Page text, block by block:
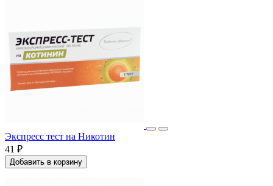
Экспресс тест на Никотин
41 ₽
Добавить в корзину